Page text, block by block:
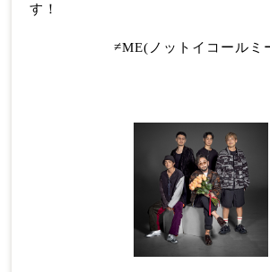
す！
≠ME(ノットイコールミ